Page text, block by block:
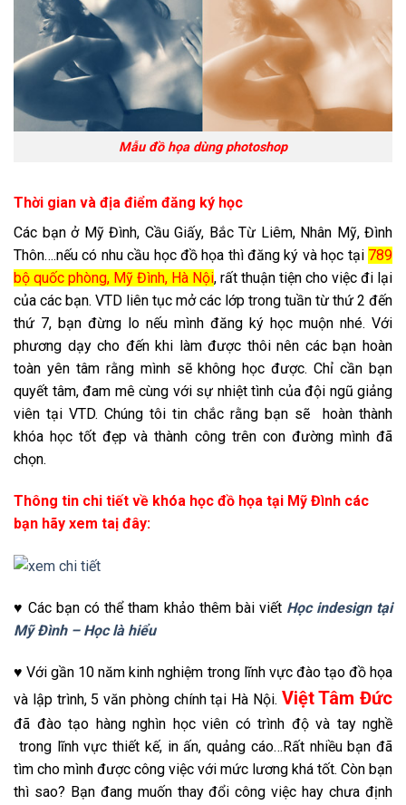
Mẫu đồ họa dùng photoshop
Thời gian và địa điểm đăng ký học
Các bạn ở Mỹ Đình, Cầu Giấy, Bắc Từ Liêm, Nhân Mỹ, Đình
Thôn….nếu có nhu cầu học đồ họa thì đăng ký và học tại 789
bộ quốc phòng, Mỹ Đình, Hà Nội, rất thuận tiện cho việc đi lại
của các bạn. VTD liên tục mở các lớp trong tuần từ thứ 2 đến
thứ 7, bạn đừng lo nếu mình đăng ký học muộn nhé. Với
phương dạy cho đến khi làm được thôi nên các bạn hoàn
toàn yên tâm rằng mình sẽ không học được. Chỉ cần bạn
quyết tâm, đam mê cùng với sự nhiệt tình của đội ngũ giảng
viên tại VTD. Chúng tôi tin chắc rằng bạn sẽ hoàn thành
khóa học tốt đẹp và thành công trên con đường mình đã
chọn.
Thông tin chi tiết về khóa học đồ họa tại Mỹ Đình các
bạn hãy xem taị đây:
♥ Các bạn có thể tham khảo thêm bài viết Học indesign tại
Mỹ Đình – Học là hiểu
♥ Với gần 10 năm kinh nghiệm trong lĩnh vực đào tạo đồ họa
và lập trình, 5 văn phòng chính tại Hà Nội. Việt Tâm Đức
đã đào tạo hàng nghìn học viên có trình độ và tay nghề
trong lĩnh vực thiết kế, in ấn, quảng cáo…Rất nhiều bạn đã
tìm cho mình được công việc với mức lương khá tốt. Còn bạn
thì sao? Bạn đang muốn thay đổi công việc hay chưa định